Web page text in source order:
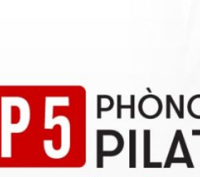
tập
khách hàng
ĐỒNG FOURT
miễn phí